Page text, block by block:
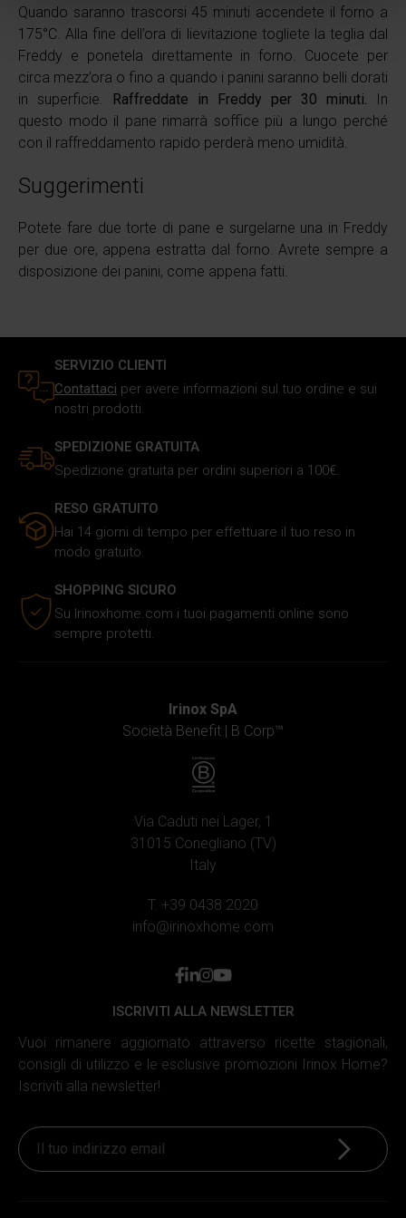
attivamente alla ricerca di caratteristiche specifiche
(impronte digitali).
Approfondisci come vengono elaborati i tuoi dati personali
e imposta le tue preferenze nellasezione dettagli. Puoi
modificare o ritirare il tuo consenso in qualsiasi momento
dalla Dichiarazione sui cookie.
annunci, fornire le funzioni dei social media e analizzare il
cui utilizzi il nostro sito ai nostri partner che si occupano
di analisi dei dati web, pubblicità e social media, i quali
potrebbero combinarle con altre informazioni che hai
Quando saranno trascorsi 45 minuti accendete il forno a
175°C. Alla fine dell’ora di lievitazione togliete la teglia dal
Freddy e ponetela direttamente in forno. Cuocete per
circa mezz’ora o fino a quando i panini saranno belli dorati
in superficie.
Raffreddate in Freddy per 30 minuti. In
questo modo il pane rimarrà soffice più a lungo perché
con il raffreddamento rapido perderà meno umidità.
Suggerimenti
Potete fare due torte di pane e surgelarne una in Freddy
per due ore, appena estratta dal forno. Avrete sempre a
disposizione dei panini, come appena fatti.
SERVIZIO CLIENTI
Contattaci per avere informazioni sul tuo ordine e sui
nostri prodotti.
SPEDIZIONE GRATUITA
Spedizione gratuita per ordini superiori a 100€.
RESO GRATUITO
Hai 14 giorni di tempo per effettuare il tuo reso in
modo gratuito.
SHOPPING SICURO
Su Irinoxhome.com i tuoi pagamenti online sono
sempre protetti.
Irinox SpA
Società Benefit | B Corp™
Via Caduti nei Lager, 1
31015 Conegliano (TV)
Italy
T. +39 0438 2020
info@irinoxhome.com
facebook
linkedin
instagram
youtube
ISCRIVITI ALLA NEWSLETTER
Vuoi rimanere aggiornato attraverso ricette stagionali,
consigli di utilizzo e le esclusive promozioni Irinox Home?
Iscriviti alla newsletter!
Iscriviti